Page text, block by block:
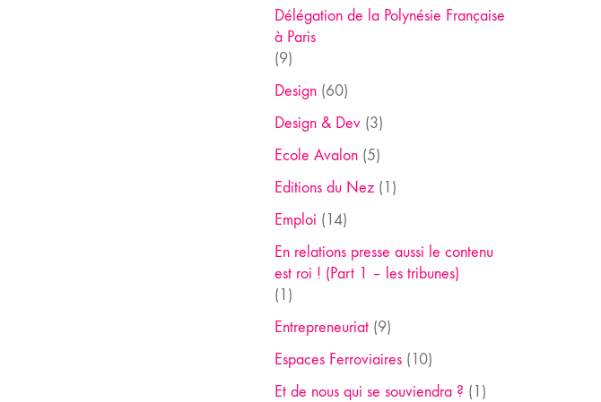
Délégation de la Polynésie Française
à Paris
(9)
Design(60)
Design & Dev(3)
Ecole Avalon(5)
Editions du Nez(1)
Emploi (14)
En relations presse aussi le contenu
est roi ! (Part 1 – les tribunes)
(1)
Entrepreneuriat(9)
Espaces Ferroviaires(10)
Et de nous qui se souviendra ? (1)